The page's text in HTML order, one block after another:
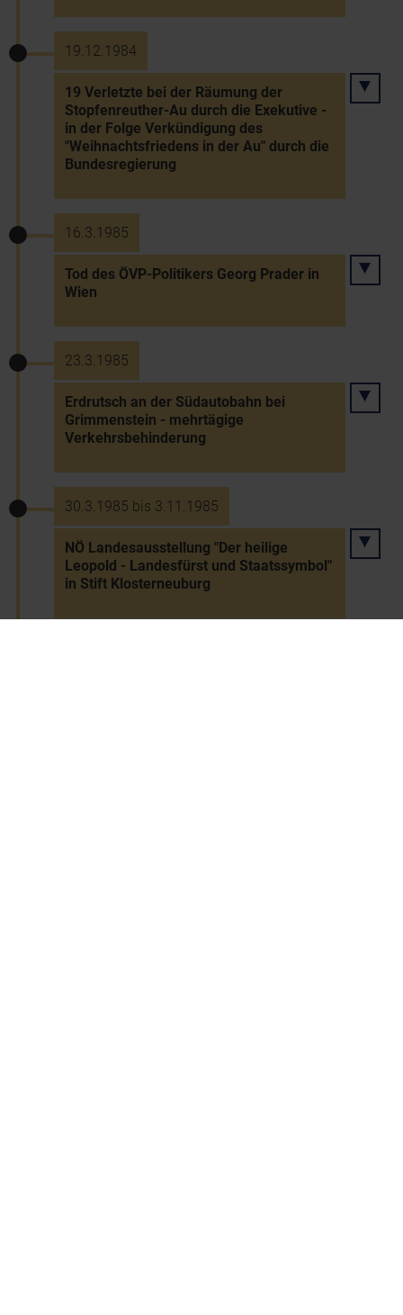
19.12.1984
19 Verletzte bei der Räumung der
Stopfenreuther-Au durch die Exekutive -
in der Folge Verkündigung des
"Weihnachtsfriedens in der Au" durch die
Bundesregierung
16.3.1985
Tod des ÖVP-Politikers Georg Prader in
Wien
23.3.1985
Erdrutsch an der Südautobahn bei
Grimmenstein - mehrtägige
Verkehrsbehinderung
30.3.1985 bis 3.11.1985
NÖ Landesausstellung "Der heilige
Leopold - Landesfürst und Staatssymbol"
in Stift Klosterneuburg